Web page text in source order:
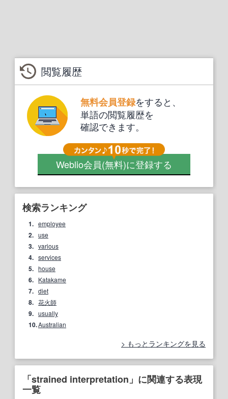
閲覧履歴
無料会員登録をすると、
単語の閲覧履歴を
確認できます。
Weblio会員(無料)に登録する
検索ランキング
1. employee
2. use
3. various
4. services
5. house
6. Katakame
7. diet
8. 花火師
9. usually
10.Australian
もっとランキングを見る
「strained interpretation」に関連する表現
一覧